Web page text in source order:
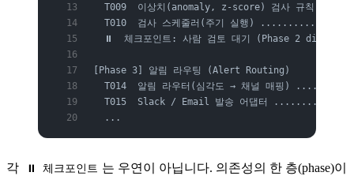
T009  이상치(anomaly, z-score) 검사 규칙
T010  검사 스케줄러(주기 실행)
  ⏸  체크포인트: 사람 검토 대기 (Phase 2 diff)
[Phase 3] 알림 라우팅 (Alert Routing)
T014  알림 라우터(심각도 → 채널 매핑)
T015  Slack / Email 발송 어댑터
  ...
각 ⏸ 체크포인트 는 우연이 아닙니다. 의존성의 한 층(phase)이